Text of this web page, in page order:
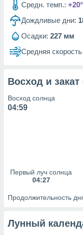
рекламы
1199
Средн. темп.:
Дождливые дни:
Осадки: 227 мм
Средняя скорость
Восход и
Восход солнца
04:59
Первый луч солнца
04:27
Продолжительность
Лунный